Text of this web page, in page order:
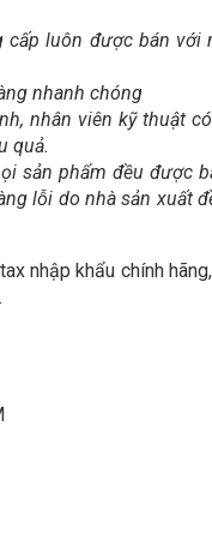
cấp luôn được bán với
nhanh chóng
nhân viên kỹ thuật
quả.
sản phẩm đều được
lỗi do nhà sản xuất
nhập khẩu chính